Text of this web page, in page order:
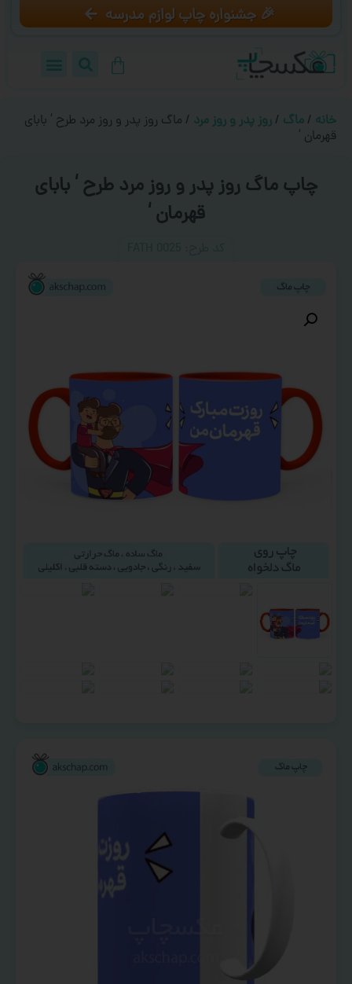
🎉 جشنواره چاپ لوازم مدرسه
خانه / ماگ / روز پدر و روز مرد / ماگ روز پدر و روز مرد طرح ‘ بابای
قهرمان ‘
چاپ ماگ روز پدر و روز مرد طرح ‘ بابای
قهرمان ‘